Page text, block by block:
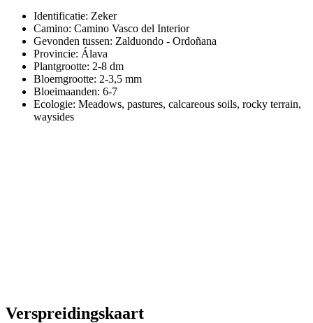
Identificatie: Zeker
Camino: Camino Vasco del Interior
Gevonden tussen: Zalduondo - Ordoñana
Provincie: Álava
Plantgrootte: 2-8 dm
Bloemgrootte: 2-3,5 mm
Bloeimaanden: 6-7
Ecologie: Meadows, pastures, calcareous soils, rocky terrain,
waysides
Verspreidingskaart